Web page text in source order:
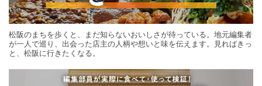
松阪のまちを歩くと、まだ知らないおいしさが待っている。地元編集者
が一人で巡り、出会った店主の人柄や想いと味を伝えます。見ればきっ
と、松阪に行きたくなる。